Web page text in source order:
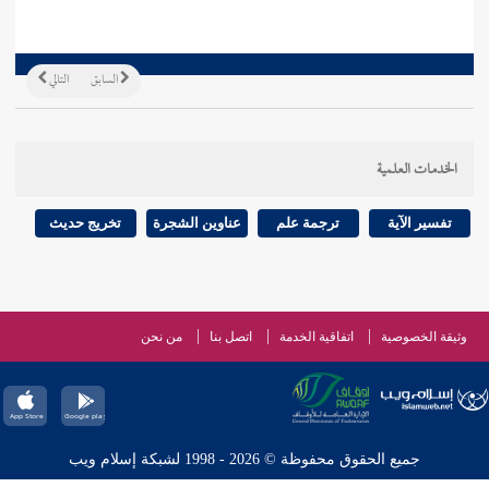
التالي السابق
الخدمات العلمية
تفسير الآية ترجمة علم عناوين الشجرة تخريج حديث
وثيقة الخصوصية اتفاقية الخدمة اتصل بنا من نحن
جميع الحقوق محفوظة © 2026 - 1998 لشبكة إسلام ويب